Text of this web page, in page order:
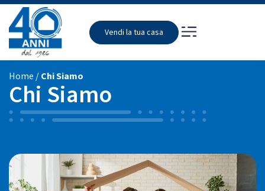
Vendi la tua casa
Home/Chi Siamo
Chi Siamo